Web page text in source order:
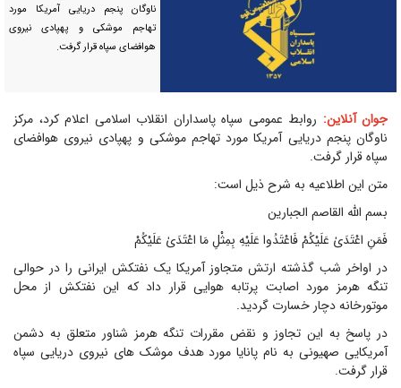
ناوگان پنجم دریایی آمریکا مورد
تهاجم موشکی و پهپادی نیروی
هوافضای سپاه قرار گرفت.
جوان آنلاین: روابط عمومی سپاه پاسداران انقلاب اسلامی اعلام کرد، مرکز
ناوگان پنجم دریایی آمریکا مورد تهاجم موشکی و پهپادی نیروی هوافضای
سپاه قرار گرفت.
متن این اطلاعیه به شرح ذیل است:
بسم الله القاصم الجبارین
فَمَنِ اعْتَدَیٰ عَلَیْکُمْ فَاعْتَدُوا عَلَیْهِ بِمِثْلِ مَا اعْتَدَیٰ عَلَیْکُمْ
در اواخر شب گذشته ارتش متجاوز آمریکا یک نفتکش ایرانی را در حوالی
تنگه هرمز مورد اصابت پرتابه هوایی قرار داد که این نفتکش از محل
موتورخانه دچار خسارت گردید.
در پاسخ به این تجاوز و نقض مقررات تنگه هرمز شناور متعلق به دشمن
آمریکایی صهیونی به نام پانایا مورد هدف موشک های نیروی دریایی سپاه
قرار گرفت.